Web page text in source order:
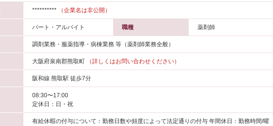
********** （企業名は非公開）
パート・アルバイト 職種 薬剤師
調剤業務・服薬指導・病棟業務 等（薬剤師業務全般）
大阪府泉南郡熊取町 （詳しくはお問い合わせください）
阪和線 熊取駅 徒歩7分
08:30〜17:00
定休日：日・祝
有給休暇の付与について：勤務日数や頻度によって法定通りの付与 年間休日：勤務時間/曜